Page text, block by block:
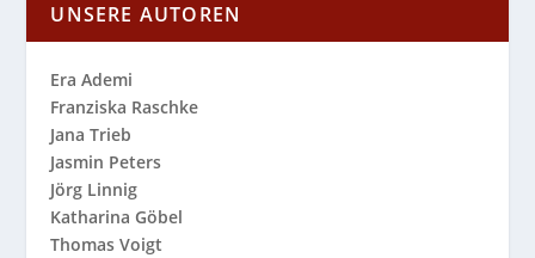
UNSERE AUTOREN
Era Ademi
Franziska Raschke
Jana Trieb
Jasmin Peters
Jörg Linnig
Katharina Göbel
Thomas Voigt